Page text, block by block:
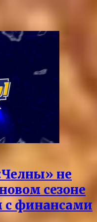
не
сезоне
с финансами